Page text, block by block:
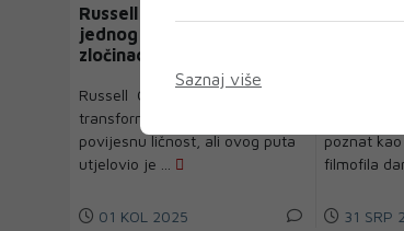
Russell Crowe utjelovio je
jednog od najvećih ratnih
zločinaca u povijesti
Russell Crowe ponovno se
transformirao u složenu
povijesnu ličnost, ali ovog puta
utjelovio je ...
01 KOL 2025
poznat
filmofila
31 SRP
Saznaj više